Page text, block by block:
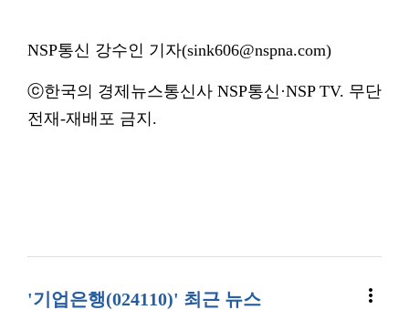
NSP통신 강수인 기자(sink606@nspna.com)
ⓒ한국의 경제뉴스통신사 NSP통신·NSP TV. 무단
전재-재배포 금지.
'기업은행(024110)' 최근 뉴스 more_vert